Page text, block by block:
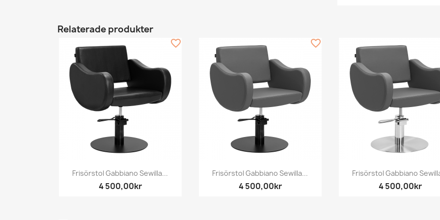
Relaterade produkter
Snabbvy
Frisörstol Gabbiano Sewilla...
4 500,00kr
favorite_border
Snabbvy
Frisörstol Gabbiano Sewilla...
4 500,00kr
favorite_border
Snabbvy
Frisörstol Gabbiano
4 500,00kr